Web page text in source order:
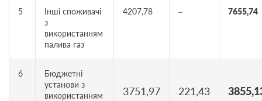
5
Інші споживачі
з
використанням
палива газ
4207,78 – 7655,74
6
Бюджетні
установи з
використанням
3751,97 221,43